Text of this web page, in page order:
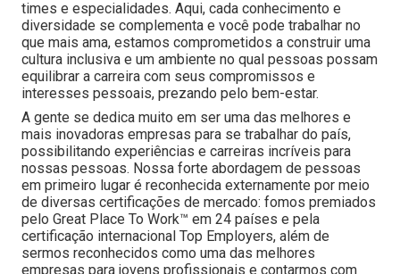
times e especialidades. Aqui, cada conhecimento e
diversidade se complementa e você pode trabalhar no
que mais ama, estamos comprometidos a construir uma
cultura inclusiva e um ambiente no qual pessoas possam
equilibrar a carreira com seus compromissos e
interesses pessoais, prezando pelo bem-estar.
A gente se dedica muito em ser uma das melhores e
mais inovadoras empresas para se trabalhar do país,
possibilitando experiências e carreiras incríveis para
nossas pessoas. Nossa forte abordagem de pessoas
em primeiro lugar é reconhecida externamente por meio
de diversas certificações de mercado: fomos premiados
pelo Great Place To Work™ em 24 países e pela
certificação internacional Top Employers, além de
sermos reconhecidos como uma das melhores
empresas para jovens profissionais e contarmos com